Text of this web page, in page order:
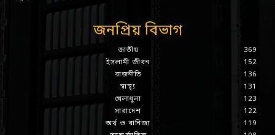
জনপ্রিয় বিভাগ
জাতীয়
369
ইসলামী জীবন
152
রাজনীতি
136
স্বাস্থ্য
131
খেলাধুলা
123
সারাদেশ
122
অর্থ ও বানিজ্য
119